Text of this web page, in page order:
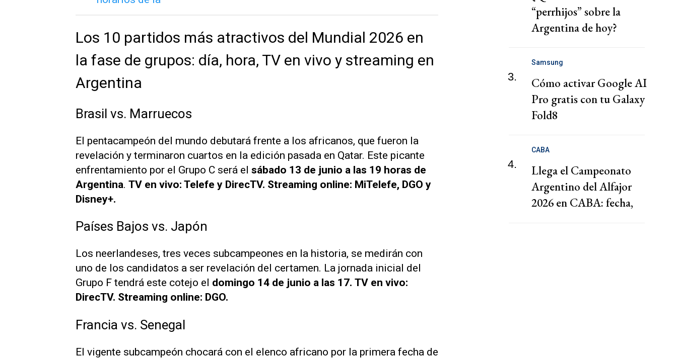
Los 10 partidos más atractivos del Mundial 2026 en
la fase de grupos: día, hora, TV en vivo y streaming en
Argentina
Brasil vs. Marruecos
El pentacampeón del mundo debutará frente a los africanos, que fueron la
revelación y terminaron cuartos en la edición pasada en Qatar. Este picante
enfrentamiento por el Grupo C será el sábado 13 de junio a las 19 horas de
Argentina. TV en vivo: Telefe y DirecTV. Streaming online: MiTelefe, DGO y
Disney+.
Países Bajos vs. Japón
Los neerlandeses, tres veces subcampeones en la historia, se medirán con
uno de los candidatos a ser revelación del certamen. La jornada inicial del
Grupo F tendrá este cotejo el domingo 14 de junio a las 17. TV en vivo:
DirecTV. Streaming online: DGO.
Francia vs. Senegal
El vigente subcampeón chocará con el elenco africano por la primera fecha de
“perrhijos” sobre la
Argentina de hoy?
3.
Samsung
Cómo activar Google AI
Pro gratis con tu Galaxy
Fold8
4.
CABA
Llega el Campeonato
Argentino del Alfajor
2026 en CABA: fecha,